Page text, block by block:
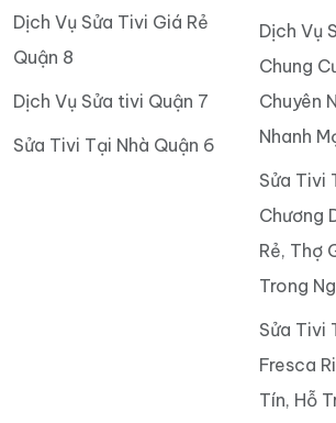
Dịch Vụ Sửa Tivi Giá Rẻ
Quận 8
Dịch Vụ Sửa tivi Quận 7
Sửa Tivi Tại Nhà Quận 6
Dịch Vụ
Chung
Chuyên
Nhanh
Sửa Tivi
Chương
Rẻ, Thợ
Trong
Sửa Tivi
Fresca
Tín, Hỗ